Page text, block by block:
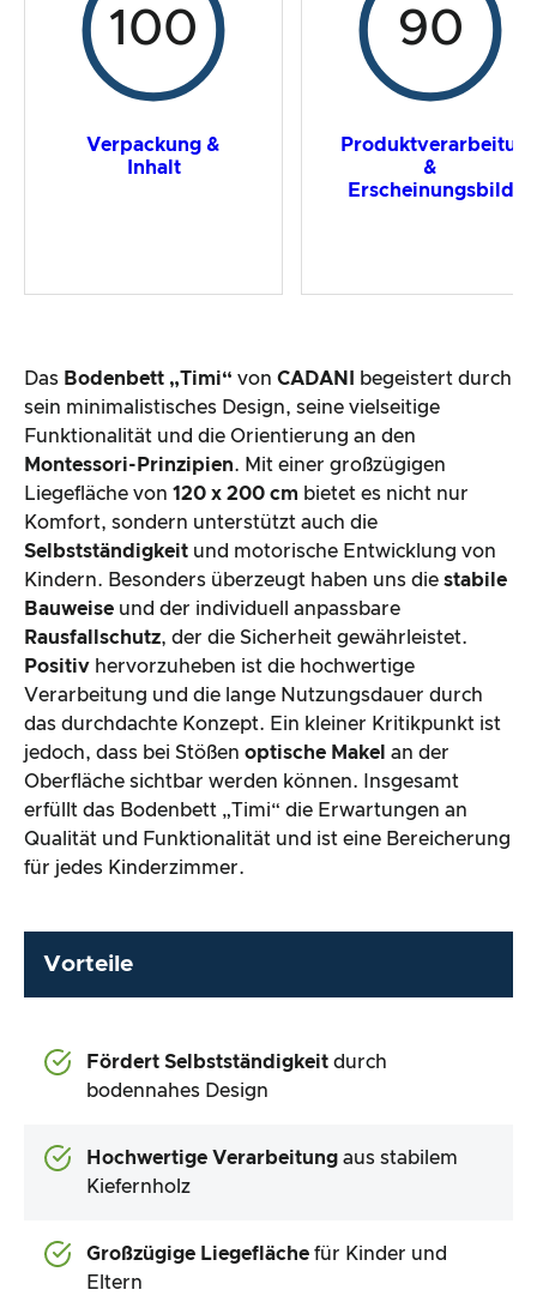
100
Verpackung &
Inhalt
90
&
Erscheinungsbild
Das Bodenbett „Timi“ von CADANI
begeistert durch
sein minimalistisches Design, seine vielseitige
Funktionalität und die Orientierung an den
Montessori-Prinzipien. Mit einer großzügigen
Liegefläche von 120 x 200 cm bietet es nicht nur
Komfort, sondern unterstützt auch die
Selbstständigkeit und motorische Entwicklung von
Kindern. Besonders überzeugt haben uns die stabile
Bauweise und der individuell anpassbare
Rausfallschutz, der die Sicherheit gewährleistet.
Positiv hervorzuheben ist die hochwertige
Verarbeitung und die lange Nutzungsdauer durch
das durchdachte Konzept. Ein kleiner Kritikpunkt ist
jedoch, dass bei Stößen optische Makel an der
Oberfläche sichtbar werden können. Insgesamt
erfüllt das Bodenbett „Timi“ die Erwartungen an
Qualität und Funktionalität und ist eine Bereicherung
für jedes Kinderzimmer.
Vorteile
Fördert Selbstständigkeit durch
bodennahes Design
Hochwertige Verarbeitung aus stabilem
Kiefernholz
Großzügige Liegefläche für Kinder und
Eltern